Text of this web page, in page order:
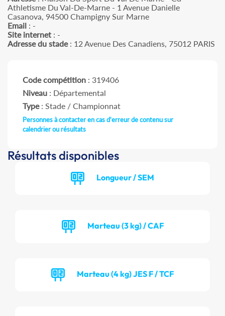
Athletisme Du Val-De-Marne - 1 Avenue Danielle
Casanova, 94500 Champigny Sur Marne
Email : -
Site internet : -
Adresse du stade: 12 Avenue Des Canadiens, 75012 PARIS
Code compétition : 319406
Niveau : Départemental
Type: Stade / Championnat
Personnes à contacter en cas d'erreur de contenu sur
calendrier ou résultats
Résultats disponibles
Longueur / SEM
Marteau (3 kg) / CAF
Marteau (4 kg) JES F / TCF